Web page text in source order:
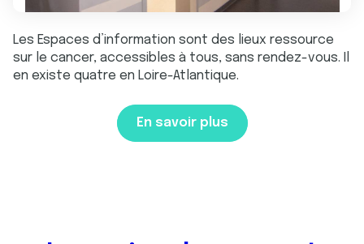
Les Espaces d’information sont des lieux ressource
sur le cancer, accessibles à tous, sans rendez-vous. Il
en existe quatre en Loire-Atlantique.
En savoir plus